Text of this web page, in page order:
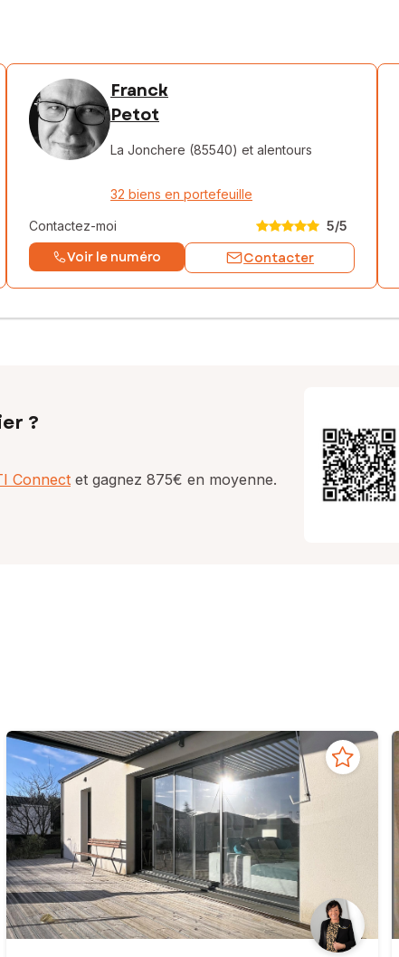
Franck
Petot
La Jonchere (85540) et alentours
32 biens en portefeuille
Contactez-moi 5/5
Voir le numéro Contacter
?
Connect et gagnez 875€ en moyenne.